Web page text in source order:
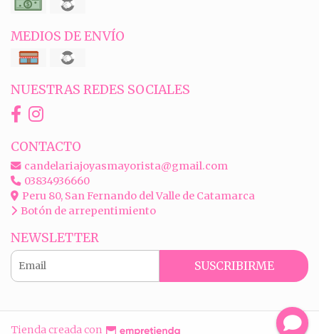
MEDIOS DE ENVÍO
NUESTRAS REDES SOCIALES
CONTACTO
candelariajoyasmayorista@gmail.com
03834936660
Peru 80, San Fernando del Valle de Catamarca
Botón de arrepentimiento
NEWSLETTER
SUSCRIBIRME
Tienda creada con